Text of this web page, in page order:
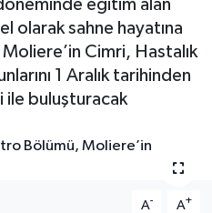
eğitim alan
olarak sahne hayatına
Cimri, Hastalık
1 Aralık tarihinden
ile buluşturacak
A- A+